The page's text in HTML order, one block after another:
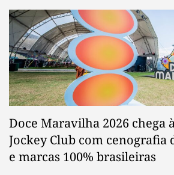
Doce Maravilha 2026 chega
Jockey Club com cenografia
e marcas 100% brasileiras